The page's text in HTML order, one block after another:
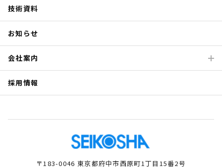
技術資料
お知らせ
会社案内
採用情報
〒183-0046 東京都府中市西原町1丁目15番2号